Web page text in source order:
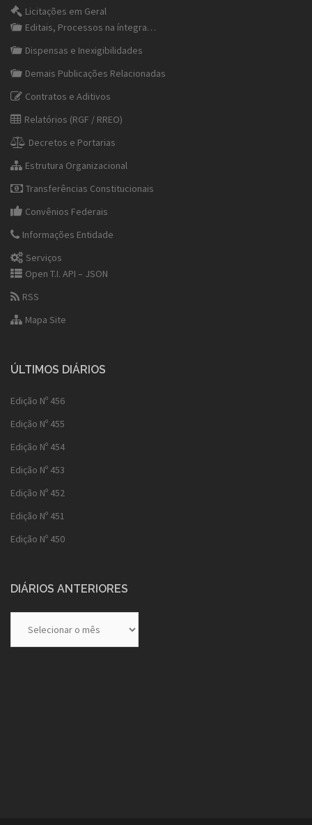
Licitações em Geral
Editais, Processos na íntegra…
Dispensas e Inexigibilidades
Demais Publicações Relacionadas
Contratos e Aditivos
Relatórios (RGF / RREO)
Decretos e Portarias
Estrutura Organizacional
Transferências Constitucionais
Convênios Federais
Informações Entidade
Serviços
Open T.I. API – JSON
RSS
Mapa Site
ÚLTIMOS DIÁRIOS
Edição Nº 456
Edição Nº 455
Edição Nº 454
Edição Nº 453
Edição Nº 452
Edição Nº 451
Edição Nº 450
DIÁRIOS ANTERIORES
Anteriores